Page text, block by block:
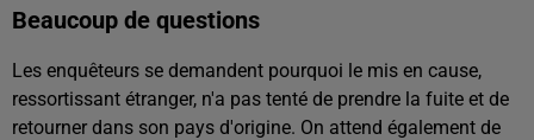
Beaucoup de questions
Les enquêteurs se demandent pourquoi le mis en cause,
ressortissant étranger, n'a pas tenté de prendre la fuite et de
retourner dans son pays d'origine. On attend également de